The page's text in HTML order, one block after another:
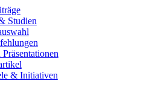
Studien
& Initiativen